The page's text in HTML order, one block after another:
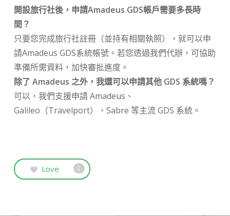
開設旅行社後，申請Amadeus GDS帳戶需要多長時
間？
只要您完成旅行社註冊（並持有相關執照），就可以申
請Amadeus GDS系統帳號。若您透過我們代辦，可協助
準備所需資料，加快審批進度。
除了 Amadeus 之外，我還可以申請其他 GDS 系統嗎？
可以，我們支援申請 Amadeus、
Galileo（Travelport）、Sabre 等主流 GDS 系統。
Love 2